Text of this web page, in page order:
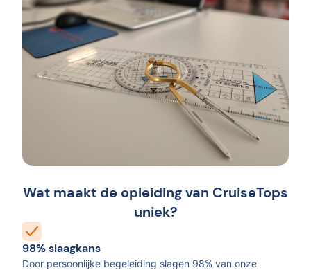
Wat maakt de opleiding van CruiseTops
uniek?
98% slaagkans
Door persoonlijke begeleiding slagen 98% van onze